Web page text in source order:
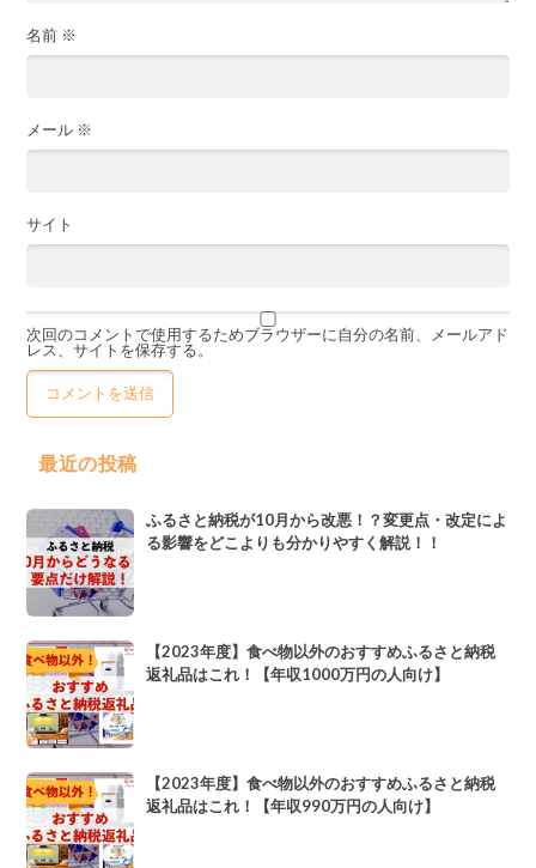
名前 ※
メール ※
サイト
次回のコメントで使用するためブラウザーに自分の名前、メールアド
レス、サイトを保存する。
最近の投稿
ふるさと納税が10月から改悪！？変更点・改定によ
る影響をどこよりも分かりやすく解説！！
【2023年度】食べ物以外のおすすめふるさと納税
返礼品はこれ！【年収1000万円の人向け】
【2023年度】食べ物以外のおすすめふるさと納税
返礼品はこれ！【年収990万円の人向け】